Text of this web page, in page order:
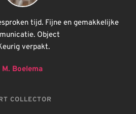
tijd. Fijne en gemakkelijke
Object
verpakt.
M. Boelema
COLLECTOR